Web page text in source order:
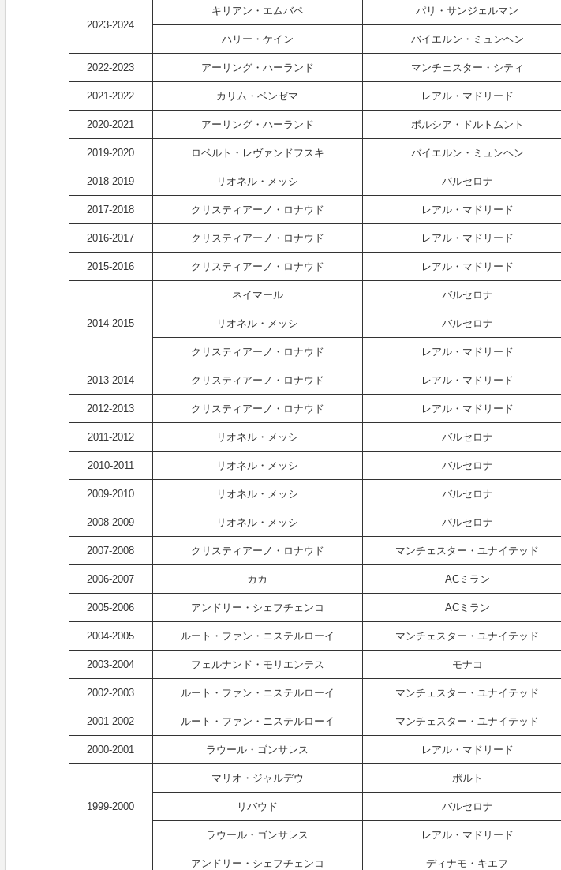
2023-2024
キリアン・エムバペ
パリ・サンジェルマン
ハリー・ケイン
バイエルン・ミュンヘン
2022-2023 アーリング・ハーランド マンチェスター・シティ
2021-2022 カリム・ベンゼマ レアル・マドリード
2020-2021 アーリング・ハーランド ボルシア・ドルトムント
2019-2020 ロベルト・レヴァンドフスキ バイエルン・ミュンヘン
2018-2019 リオネル・メッシ バルセロナ
2017-2018 クリスティアーノ・ロナウド レアル・マドリード
2016-2017 クリスティアーノ・ロナウド レアル・マドリード
2015-2016 クリスティアーノ・ロナウド レアル・マドリード
2014-2015
ネイマール バルセロナ
リオネル・メッシ バルセロナ
クリスティアーノ・ロナウド レアル・マドリード
2013-2014 クリスティアーノ・ロナウド レアル・マドリード
2012-2013 クリスティアーノ・ロナウド レアル・マドリード
2011-2012 リオネル・メッシ バルセロナ
2010-2011 リオネル・メッシ バルセロナ
2009-2010 リオネル・メッシ バルセロナ
2008-2009 リオネル・メッシ バルセロナ
2007-2008 クリスティアーノ・ロナウド マンチェスター・ユナイテッド
2006-2007 カカ ACミラン
2005-2006 アンドリー・シェフチェンコ ACミラン
2004-2005 ルート・ファン・ニステルローイ マンチェスター・ユナイテッド
2003-2004 フェルナンド・モリエンテス モナコ
2002-2003 ルート・ファン・ニステルローイ マンチェスター・ユナイテッド
2001-2002 ルート・ファン・ニステルローイ マンチェスター・ユナイテッド
2000-2001 ラウール・ゴンサレス レアル・マドリード
1999-2000
マリオ・ジャルデウ ポルト
リバウド バルセロナ
ラウール・ゴンサレス レアル・マドリード
アンドリー・シェフチェンコ ディナモ・キエフ